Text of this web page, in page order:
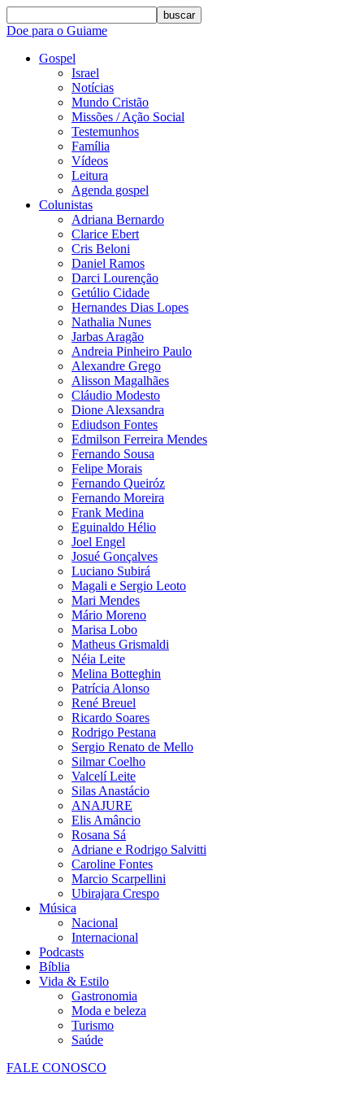
buscar
Doe para o Guiame
Gospel
Israel
Notícias
Mundo Cristão
Missões / Ação Social
Testemunhos
Família
Vídeos
Leitura
Agenda gospel
Colunistas
Adriana Bernardo
Clarice Ebert
Cris Beloni
Daniel Ramos
Darci Lourenção
Getúlio Cidade
Hernandes Dias Lopes
Nathalia Nunes
Jarbas Aragão
Andreia Pinheiro Paulo
Alexandre Grego
Alisson Magalhães
Cláudio Modesto
Dione Alexsandra
Ediudson Fontes
Edmilson Ferreira Mendes
Fernando Sousa
Felipe Morais
Fernando Queiróz
Fernando Moreira
Frank Medina
Eguinaldo Hélio
Joel Engel
Josué Gonçalves
Luciano Subirá
Magali e Sergio Leoto
Mari Mendes
Mário Moreno
Marisa Lobo
Matheus Grismaldi
Néia Leite
Melina Botteghin
Patrícia Alonso
René Breuel
Ricardo Soares
Rodrigo Pestana
Sergio Renato de Mello
Silmar Coelho
Valcelí Leite
Silas Anastácio
ANAJURE
Elis Amâncio
Rosana Sá
Adriane e Rodrigo Salvitti
Caroline Fontes
Marcio Scarpellini
Ubirajara Crespo
Música
Nacional
Internacional
Podcasts
Bíblia
Vida & Estilo
Gastronomia
Moda e beleza
Turismo
Saúde
FALE CONOSCO